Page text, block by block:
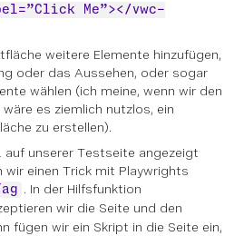
Me”></vwc-
weitere Elemente hinzufügen,
oder das Aussehen, oder sogar
wählen (ich meine, wenn wir den
es ziemlich nutzlos, ein
zu erstellen).
auf unserer Testseite angezeigt
wir einen Trick mit Playwrights
. In der Hilfsfunktion
wir die Seite und den
fügen wir ein Skript in die Seite ein,